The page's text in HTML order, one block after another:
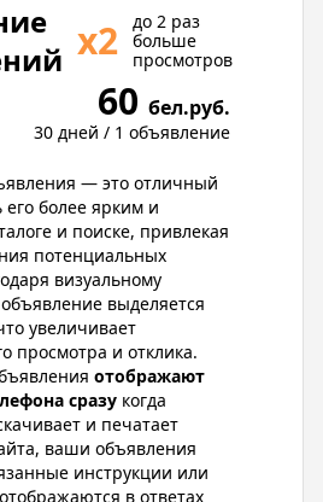
х2
до 2 раз
больше
просмотров
60 бел.руб.
30 дней / 1 объявление
— это отличный
его более ярким и
и поиске, привлекая
потенциальных
визуальному
выделяется
увеличивает
просмотра и отклика.
отображают
сразу когда
и печатает
ваши объявления
инструкции или
в ответах